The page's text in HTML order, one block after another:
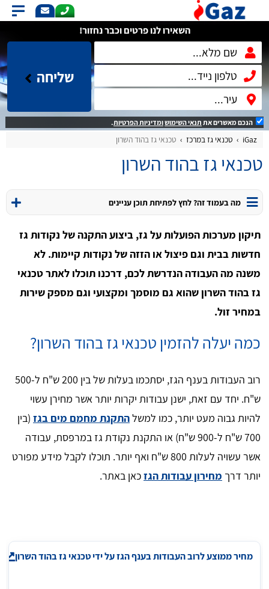
השאירו לנו פרטים וכבר נחזור!
שליחה
הנכם מאשרים את תנאי השימושומדיניות הפרטיות.
iGaz טכנאי גז במרכז טכנאי גז בהוד השרון
טכנאי גז בהוד השרון
מה בעמוד זה? לחץ לפתיחת תוכן עניינים
תיקון מערכות הפועלות על גז, ביצוע התקנה של נקודות גז
חדשות בבית וגם פיצול או הזזה של נקודות קיימות. לא
משנה מה העבודה הנדרשת לכם, דרכנו תוכלו לאתר טכנאי
גז בהוד השרון שהוא גם מוסמך ומקצועי וגם מספק שירות
במחיר זול.
כמה יעלה להזמין טכנאי גז בהוד השרון?
רוב העבודות בענף הגז, יסתכמו בעלות של בין 200 ש"ח ל-500
ש"ח. יחד עם זאת, ישנן עבודות יקרות יותר אשר מחירן עשוי
להיות גבוה מעט יותר, כמו למשלהתקנת מחמם מים בגז (בין
700 ש"ח ל-900 ש"ח) או התקנת נקודת גז במרפסת, עבודה
אשר עשויה לעלות 800 ש"ח ואף יותר. תוכלו לקבל מידע מפורט
יותר דרך מחירון עבודות הגזכאן באתר.
מחיר ממוצע לרוב העבודות בענף הגז על ידי טכנאי גז בהוד השרון